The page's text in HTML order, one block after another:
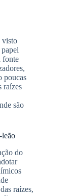
visto
fonte
poucas
raízes
são
leão
do
raízes,